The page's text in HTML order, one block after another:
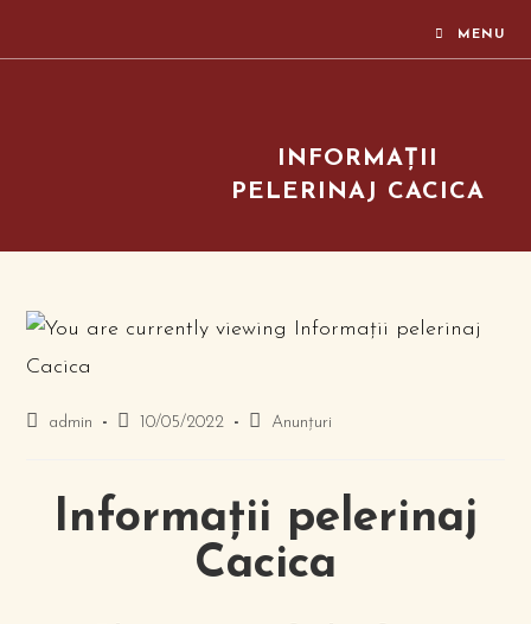
MENU
INFORMAȚII
PELERINAJ CACICA
admin 10/05/2022 Anunțuri
Informații pelerinaj
Cacica